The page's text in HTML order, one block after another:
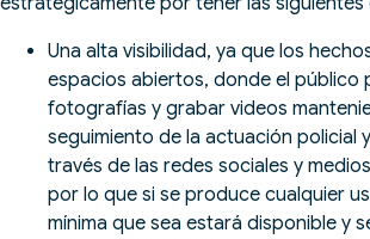
Una alta visibilidad, ya que los
espacios abiertos, donde el público
fotografías y grabar videos
seguimiento de la actuación policial
través de las redes sociales y
por lo que si se produce cualquier
mínima que sea estará disponible y